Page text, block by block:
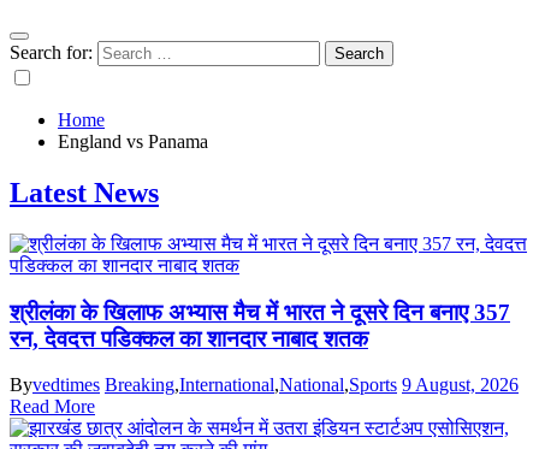
Search for:
Home
England vs Panama
Latest News
श्रीलंका के खिलाफ अभ्यास मैच में भारत ने दूसरे दिन बनाए 357
रन, देवदत्त पडिक्कल का शानदार नाबाद शतक
Byvedtimes Breaking,International,National,Sports 9 August, 2026
Read More